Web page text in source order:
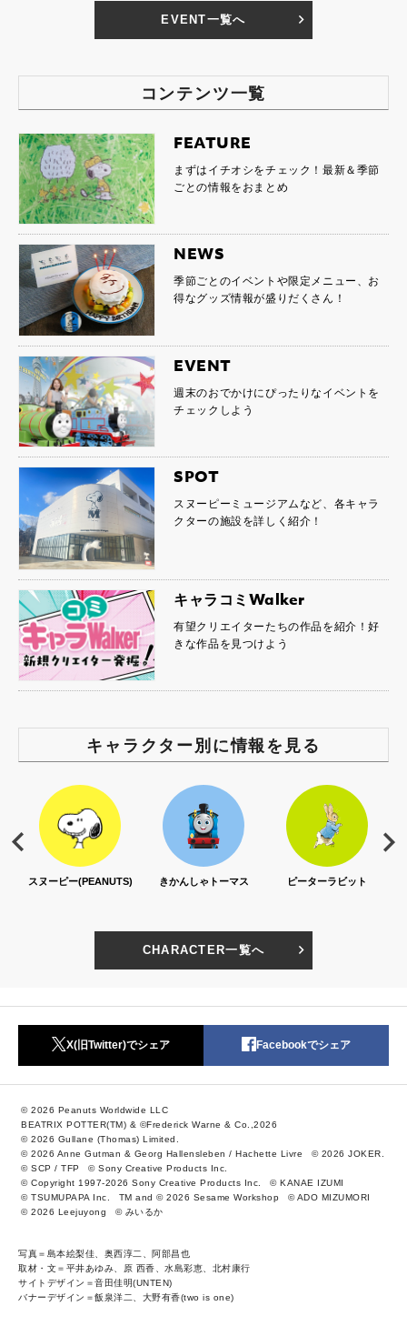
EVENT一覧へ
コンテンツ一覧
FEATURE
まずはイチオシをチェック！最新＆季節
ごとの情報をおまとめ
NEWS
季節ごとのイベントや限定メニュー、お
得なグッズ情報が盛りだくさん！
EVENT
週末のおでかけにぴったりなイベントを
チェックしよう
SPOT
スヌーピーミュージアムなど、各キャラ
クターの施設を詳しく紹介！
キャラコミWalker
有望クリエイターたちの作品を紹介！好
きな作品を見つけよう
キャラクター別に情報を見る
スヌーピー(PEANUTS) きかんしゃトーマス ピーターラビット
CHARACTER一覧へ
X(旧Twitter)でシェア Facebookでシェア
© 2026 Peanuts Worldwide LLC
BEATRIX POTTER(TM) & ©Frederick Warne & Co.,2026
© 2026 Gullane (Thomas) Limited.
© 2026 Anne Gutman & Georg Hallensleben / Hachette Livre
© 2026 JOKER.
© SCP / TFP
© Sony Creative Products Inc.
© Copyright 1997-2026 Sony Creative Products Inc.
© KANAE IZUMI
© TSUMUPAPA Inc.
TM and © 2026 Sesame Workshop
© ADO MIZUMORI
© 2026 Leejuyong
© みいるか
写真＝島本絵梨佳、奥西淳二、阿部昌也
取材・文＝平井あゆみ、原 西香、水島彩恵、北村康行
サイトデザイン＝音田佳明(UNTEN)
バナーデザイン＝飯泉洋二、大野有香(two is one)